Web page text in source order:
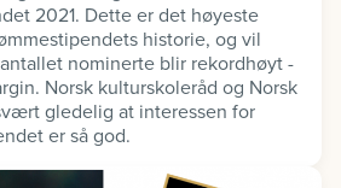
2021. Dette er det høyeste
historie, og vil
nominerte blir rekordhøyt -
Norsk kulturskoleråd og Norsk
gledelig at interessen for
er så god.